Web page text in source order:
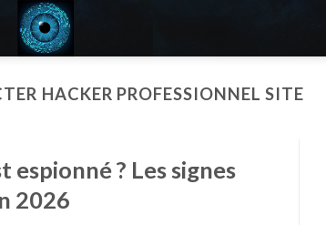
HACKER PROFESSIONNEL SITE
? Les signes
2026